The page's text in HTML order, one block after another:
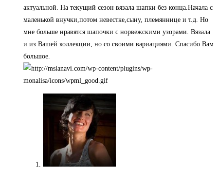
актуальной. На текущий сезон вязала шапки без конца.Начала с
маленькой внучки,потом невестке,сыну, племяннице и т.д. Но
мне больше нравятся шапочки с норвежскими узорами. Вязала
и из Вашей коллекции, но со своими вариациями. Спасибо Вам
большое.